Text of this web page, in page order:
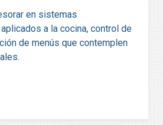
en sistemas
a la cocina, control de
de menús que contemplen